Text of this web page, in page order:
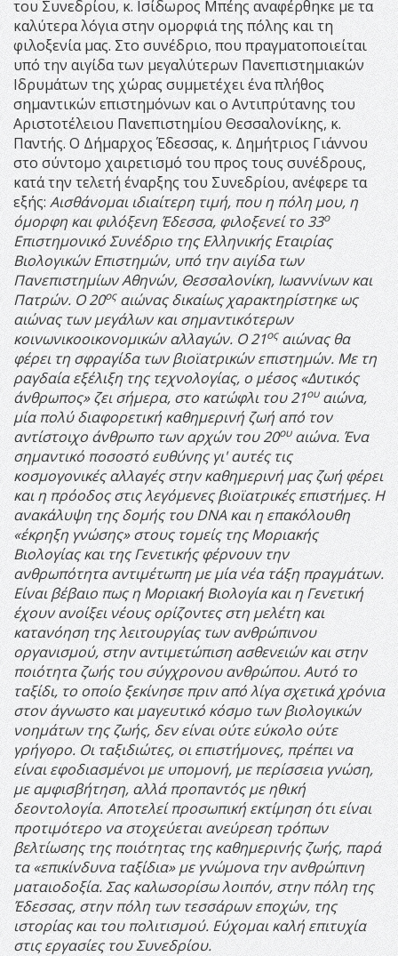
του Συνεδρίου, κ. Ισίδωρος Μπέης αναφέρθηκε με τα
καλύτερα λόγια στην ομορφιά της πόλης και τη
φιλοξενία μας. Στο συνέδριο, που πραγματοποιείται
υπό την αιγίδα των μεγαλύτερων Πανεπιστημιακών
Ιδρυμάτων της χώρας συμμετέχει ένα πλήθος
σημαντικών επιστημόνων και ο Αντιπρύτανης του
Αριστοτέλειου Πανεπιστημίου Θεσσαλονίκης, κ.
Παντής. Ο Δήμαρχος Έδεσσας, κ. Δημήτριος Γιάννου
στο σύντομο χαιρετισμό του προς τους συνέδρους,
κατά την τελετή έναρξης του Συνεδρίου, ανέφερε τα
εξής: Αισθάνομαι ιδιαίτερη τιμή, που η πόλη μου, η
όμορφη και φιλόξενη Έδεσσα, φιλοξενεί το 33ο
Επιστημονικό Συνέδριο της Ελληνικής Εταιρίας
Βιολογικών Επιστημών, υπό την αιγίδα των
Πανεπιστημίων Αθηνών, Θεσσαλονίκη, Ιωαννίνων και
Πατρών. Ο 20οςαιώνας δικαίως χαρακτηρίστηκε ως
αιώνας των μεγάλων και σημαντικότερων
κοινωνικοοικονομικών αλλαγών. Ο 21οςαιώνας θα
φέρει τη σφραγίδα των βιοϊατρικών επιστημών. Με τη
ραγδαία εξέλιξη της τεχνολογίας, ο μέσος «Δυτικός
άνθρωπος» ζει σήμερα, στο κατώφλι του 21ουαιώνα,
μία πολύ διαφορετική καθημερινή ζωή από τον
αντίστοιχο άνθρωπο των αρχών του 20ουαιώνα. Ένα
σημαντικό ποσοστό ευθύνης γι' αυτές τις
κοσμογονικές αλλαγές στην καθημερινή μας ζωή φέρει
και η πρόοδος στις λεγόμενες βιοϊατρικές επιστήμες.Η
ανακάλυψη της δομής τουDNAκαι η επακόλουθη
«έκρηξη γνώσης» στους τομείς της Μοριακής
Βιολογίας και της Γενετικής φέρνουν την
ανθρωπότητα αντιμέτωπη με μία νέα τάξη πραγμάτων.
Είναι βέβαιο πως η Μοριακή Βιολογία και η Γενετική
έχουν ανοίξει νέους ορίζοντες στη μελέτη και
κατανόηση της λειτουργίας των ανθρώπινου
οργανισμού, στην αντιμετώπιση ασθενειών και στην
ποιότητα ζωής του σύγχρονου ανθρώπου.Αυτό το
ταξίδι, το οποίο ξεκίνησε πριν από λίγα σχετικά χρόνια
στον άγνωστο και μαγευτικό κόσμο των βιολογικών
νοημάτων της ζωής, δεν είναι ούτε εύκολο ούτε
γρήγορο. Οι ταξιδιώτες, οι επιστήμονες, πρέπει να
είναι εφοδιασμένοι με υπομονή, με περίσσεια γνώση,
με αμφισβήτηση, αλλά προπαντός με ηθική
δεοντολογία.Αποτελεί προσωπική εκτίμηση ότι είναι
προτιμότερο να στοχεύεται ανεύρεση τρόπων
βελτίωσης της ποιότητας της καθημερινής ζωής, παρά
τα «επικίνδυνα ταξίδια» με γνώμονα την ανθρώπινη
ματαιοδοξία.Σας καλωσορίσω λοιπόν, στην πόλη της
Έδεσσας, στην πόλη των τεσσάρων εποχών, της
ιστορίας και του πολιτισμού. Εύχομαι καλή επιτυχία
στις εργασίες του Συνεδρίου.